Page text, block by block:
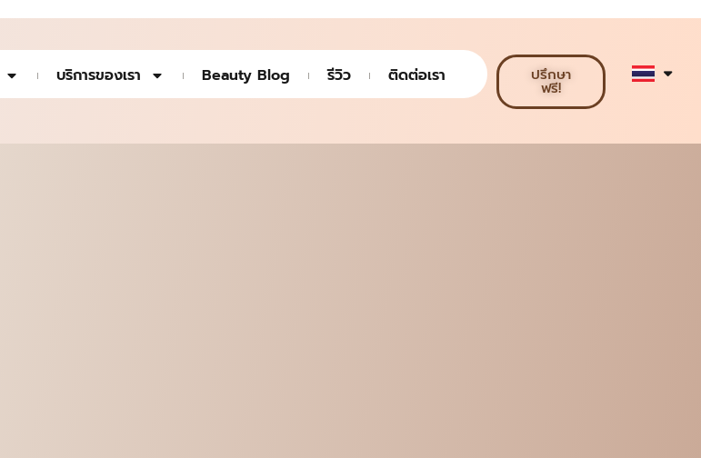
บริการของเรา Beauty Blog รีวิว ติดต่อเรา ปรึกษา
ฟรี!